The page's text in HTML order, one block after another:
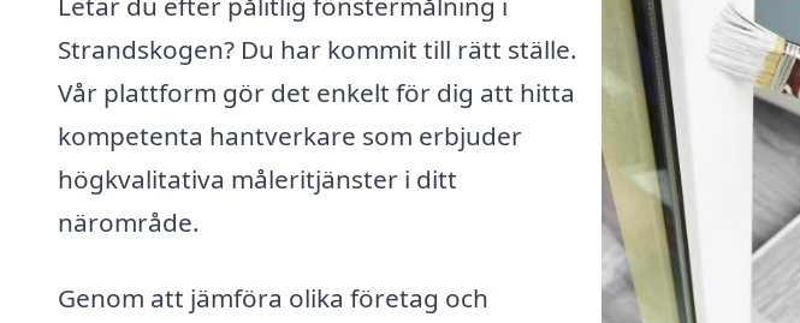
Strandskogen? Du har kommit till rätt ställe.
Vår plattform gör det enkelt för dig att hitta
kompetenta hantverkare som erbjuder
högkvalitativa måleritjänster i ditt
närområde.
Genom att jämföra olika företag och